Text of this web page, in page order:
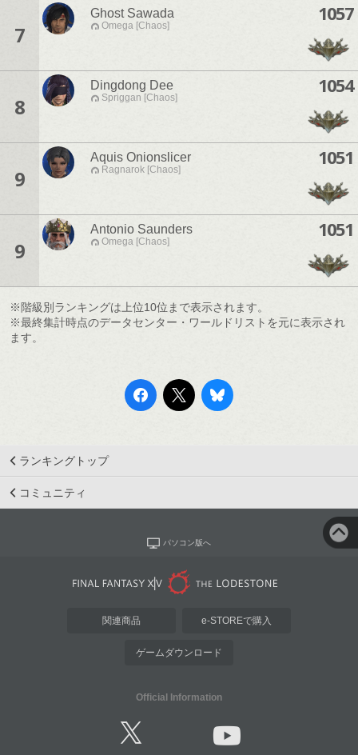
7
Ghost Sawada
Omega [Chaos]
1057
8
Dingdong Dee
Spriggan [Chaos]
1054
9
Aquis Onionslicer
Ragnarok [Chaos]
1051
9
Antonio Saunders
Omega [Chaos]
1051
※階級別ランキングは上位10位まで表示されます。
※最終集計時点のデータセンター・ワールドリストを元に表示され
ます。
ランキングトップ
コミュニティ
パソコン版へ
関連商品 e-STOREで購入
ゲームダウンロード
Official Information